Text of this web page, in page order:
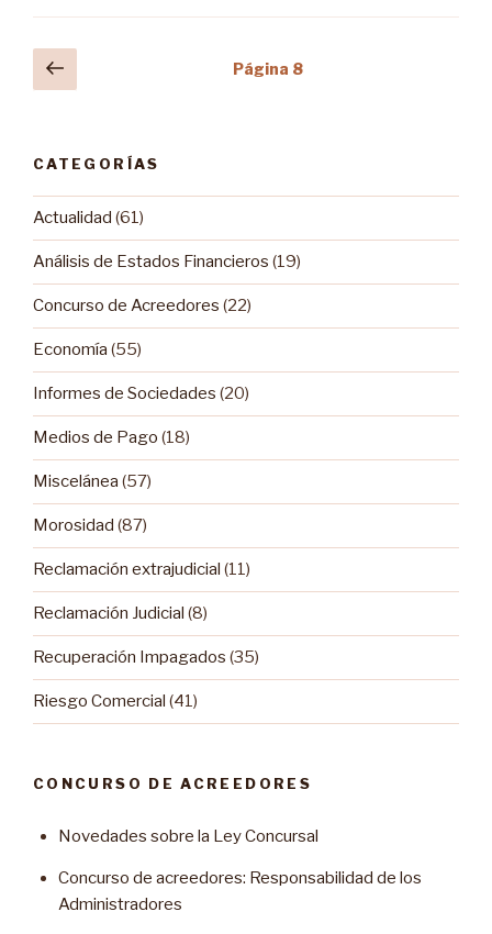
Navegación
de anterior
Página 8
CATEGORÍAS
Actualidad (61)
Análisis de Estados Financieros (19)
Concurso de Acreedores (22)
Economía (55)
Informes de Sociedades (20)
Medios de Pago (18)
Miscelánea (57)
Morosidad (87)
Reclamación extrajudicial (11)
Reclamación Judicial (8)
Recuperación Impagados (35)
Riesgo Comercial (41)
CONCURSO DE ACREEDORES
Novedades sobre la Ley Concursal
Concurso de acreedores: Responsabilidad de los
Administradores